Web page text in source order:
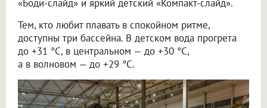
«Боди-слайд» и яркий детский «Компакт-слайд».
Тем, кто любит плавать в спокойном ритме,
доступны три бассейна. В детском вода прогрета
до +31 °C, в центральном — до +30 °C,
а в волновом — до +29 °C.